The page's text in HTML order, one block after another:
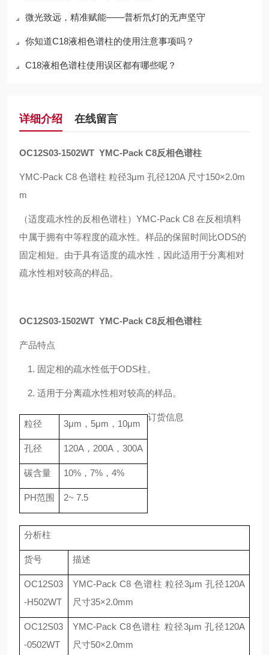
微光致远，精准赋能——普析氘灯的无声坚守
你知道C18液相色谱柱的使用注意事项吗？
C18液相色谱柱使用误区都有哪些呢？
详细介绍 在线留言
OC12S03-1502WT YMC-Pack C8反相色谱柱
YMC-Pack C8 色谱柱 粒径3μm 孔径120A 尺寸150×2.0m
m
（适度疏水性的反相色谱柱） YMC-Pack C8 在反相填料
中属于拥有中等程度的疏水性。样品的保留时间比ODS的
固定相短。由于具有适度的疏水性，因此适用于分离相对
疏水性相对较高的样品。
OC12S03-1502WT YMC-Pack C8反相色谱柱
产品特点
1. 固定相的疏水性低于ODS柱。
2. 适用于分离疏水性相对较高的样品。
粒径 3μm ， 5μm ， 10μm
孔径 120A ， 200A ， 300A
碳含量 10% ， 7% ， 4%
PH范围 2~ 7.5
订货信息
分析柱
货号 描述
OC12S03
-H502WT
YMC-Pack C8 色谱柱 粒径3μm孔径120A
尺寸35×2.0mm
OC12S03
-0502WT
YMC-Pack C8色谱柱 粒径3μm孔径120A
尺寸50×2.0mm